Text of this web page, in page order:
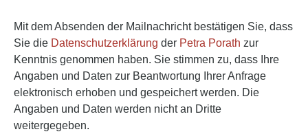
Mit dem Absenden der Mailnachricht bestätigen Sie, dass
Sie die Datenschutzerklärung der Petra Porath zur
Kenntnis genommen haben. Sie stimmen zu, dass Ihre
Angaben und Daten zur Beantwortung Ihrer Anfrage
elektronisch erhoben und gespeichert werden. Die
Angaben und Daten werden nicht an Dritte
weitergegeben.